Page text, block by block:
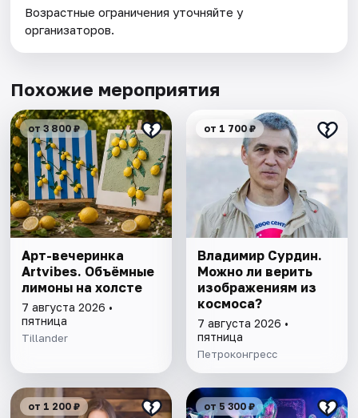
Возрастные ограничения уточняйте у
организаторов.
Похожие мероприятия
от 3 800 ₽
Арт-вечеринка
Artvibes. Объёмные
лимоны на холсте
7 августа 2026 •
пятница
Tillander
от 1 700 ₽
Владимир Сурдин.
Можно ли верить
изображениям из
космоса?
7 августа 2026 •
пятница
Петроконгресс
от 1 200 ₽ от 5 300 ₽